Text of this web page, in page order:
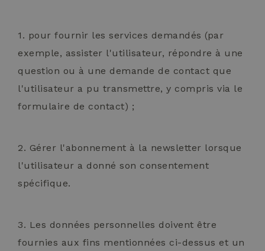
1. pour fournir les services demandés (par
exemple, assister l'utilisateur, répondre à une
question ou à une demande de contact que
l'utilisateur a pu transmettre, y compris via le
formulaire de contact) ;
2. Gérer l'abonnement à la newsletter lorsque
l'utilisateur a donné son consentement
spécifique.
3. Les données personnelles doivent être
fournies aux fins mentionnées ci-dessus et un